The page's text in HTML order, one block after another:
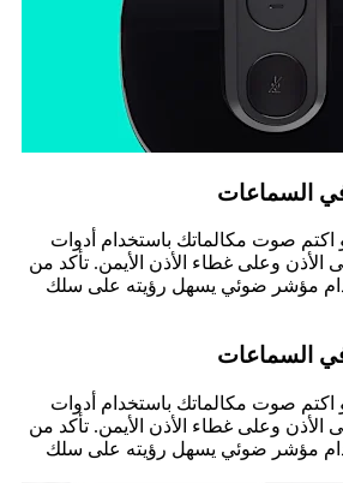
السماعات
صوت مكالماتك باستخدام أدوات
الأذن وعلى غطاء الأذن الأيمن. تأكد من
مؤشر ضوئي يسهل رؤيته على سلك
السماعات
صوت مكالماتك باستخدام أدوات
الأذن وعلى غطاء الأذن الأيمن. تأكد من
مؤشر ضوئي يسهل رؤيته على سلك